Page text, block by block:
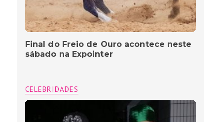
Final do Freio de Ouro acontece neste
sábado na Expointer
CELEBRIDADES